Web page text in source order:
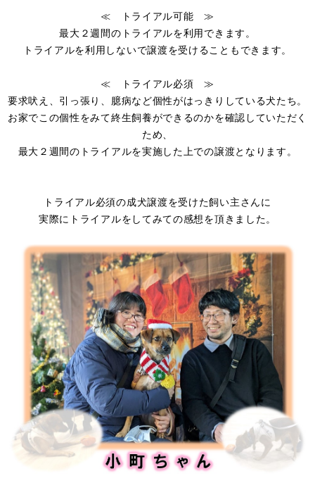
≪ トライアル可能 ≫
最大２週間のトライアルを利用できます。
トライアルを利用しないで譲渡を受けることもできます。
≪ トライアル必須 ≫
要求吠え、引っ張り、臆病など個性がはっきりしている犬たち。
お家でこの個性をみて終生飼養ができるのかを確認していただく
ため、
最大２週間のトライアルを実施した上での譲渡となります。
トライアル必須の成犬譲渡を受けた飼い主さんに
実際にトライアルをしてみての感想を頂きました。